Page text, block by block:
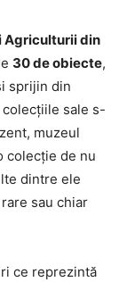
Agriculturii din
30 de obiecte,
sprijin din
sale s-
muzeul
colecţie de nu
dintre ele
sau chiar
ce reprezintă